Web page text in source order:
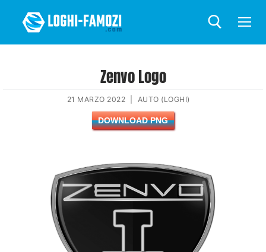
Zenvo Logo
21 MARZO 2022 AUTO (LOGHI)
DOWNLOAD PNG